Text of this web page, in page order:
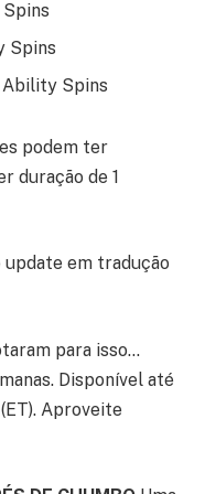
Spins
Spins
podem ter
duração de 1
em tradução
para isso…
Disponível até
Aproveite